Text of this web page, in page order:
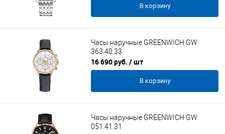
В корзину
Часы наручные GREENWICH GW
363.40.33
16 690 руб. / шт
В корзину
Часы наручные GREENWICH GW
051.41.31